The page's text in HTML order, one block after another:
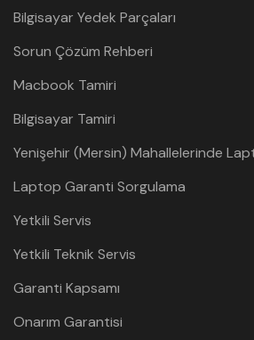
Bilgisayar Yedek Parçaları
Sorun Çözüm Rehberi
Macbook Tamiri
Bilgisayar Tamiri
Yenişehir (Mersin) Mahallelerinde
Laptop Garanti Sorgulama
Yetkili Servis
Yetkili Teknik Servis
Garanti Kapsamı
Onarım Garantisi